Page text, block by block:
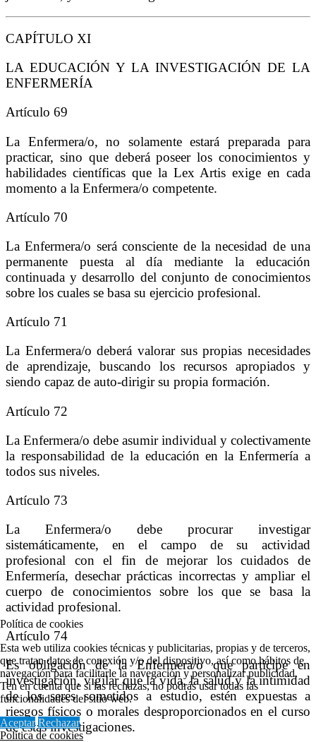
CAPÍTULO XI
LA EDUCACIÓN Y LA INVESTIGACIÓN DE LA
ENFERMERÍA
Artículo 69
La Enfermera/o, no solamente estará preparada para
practicar, sino que deberá poseer los conocimientos y
habilidades científicas que la Lex Artis exige en cada
momento a la Enfermera/o competente.
Artículo 70
La Enfermera/o será consciente de la necesidad de una
permanente puesta al día mediante la educación
continuada y desarrollo del conjunto de conocimientos
sobre los cuales se basa su ejercicio profesional.
Artículo 71
La Enfermera/o deberá valorar sus propias necesidades
de aprendizaje, buscando los recursos apropiados y
siendo capaz de auto-dirigir su propia formación.
Artículo 72
La Enfermera/o debe asumir individual y colectivamente
la responsabilidad de la educación en la Enfermería a
todos sus niveles.
Artículo 73
La Enfermera/o debe procurar investigar
sistemáticamente, en el campo de su actividad
profesional con el fin de mejorar los cuidados de
Enfermería, desechar prácticas incorrectas y ampliar el
cuerpo de conocimientos sobre los que se basa la
actividad profesional.
Artículo 74
Es obligación de la Enfermera/o que participe en
investigación, vigilar que la vida, la salud y la intimidad
de los seres sometidos a estudio, estén expuestas a
riesgos físicos o morales desproporcionados en el curso
de estas investigaciones.
Política de cookies
Esta web utiliza cookies técnicas y publicitarias, propias y de terceros,
que tratan datos de conexión y/o del dispositivo, así como hábitos de
navegación para facilitarle la navegación y personalizar publicidad.
Ten en cuenta que si las rechazas, no podrás usar todas las
funcionalidades del sitio web.
Aceptar Rechazar
Política de cookies